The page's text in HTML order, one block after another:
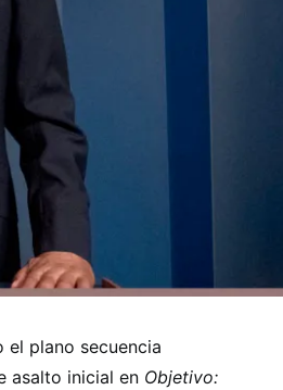
plano secuencia
asalto inicial en Objetivo: